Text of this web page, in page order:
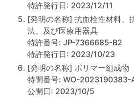
特許発行日: 2023/12/11
[発明の名称] 抗血栓性材料、
法、及び医療用器具
特許番号: JP-7366685-B2
特許発行日: 2023/10/23
[発明の名称] ポリマー組成物
特開番号: WO-2023190383-
公開日: 2023/10/5